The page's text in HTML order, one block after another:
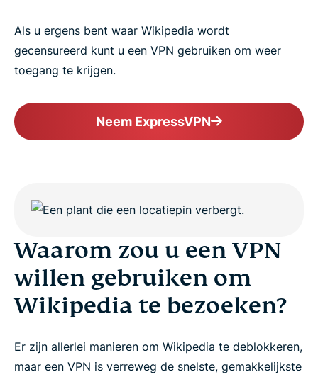
Als u ergens bent waar Wikipedia wordt
gecensureerd kunt u een VPN gebruiken om weer
toegang te krijgen.
Neem ExpressVPN
Waarom zou u een VPN
willen gebruiken om
Wikipedia te bezoeken?
Er zijn allerlei manieren om Wikipedia te deblokkeren,
maar een VPN is verreweg de snelste, gemakkelijkste